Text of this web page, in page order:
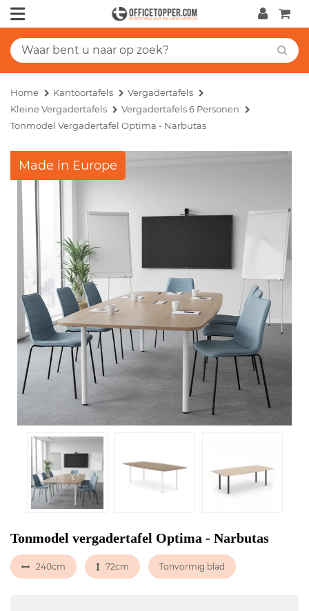
Home Kantoortafels
Vergadertafels
Kleine Vergadertafels
Vergadertafels 6 Personen
Tonmodel Vergadertafel Optima - Narbutas
Made in Europe
Tonmodel vergadertafel Optima - Narbutas
240cm 72cm Tonvormig blad